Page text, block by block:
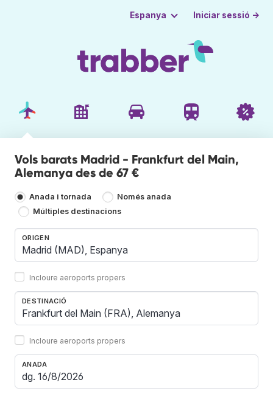
Espanya Iniciar sessió →
Vols barats Madrid - Frankfurt del Main,
Alemanya des de 67 €
Anada i tornada
Només anada
Múltiples destinacions
ORIGEN
Incloure aeroports propers
DESTINACIÓ
Incloure aeroports propers
ANADA